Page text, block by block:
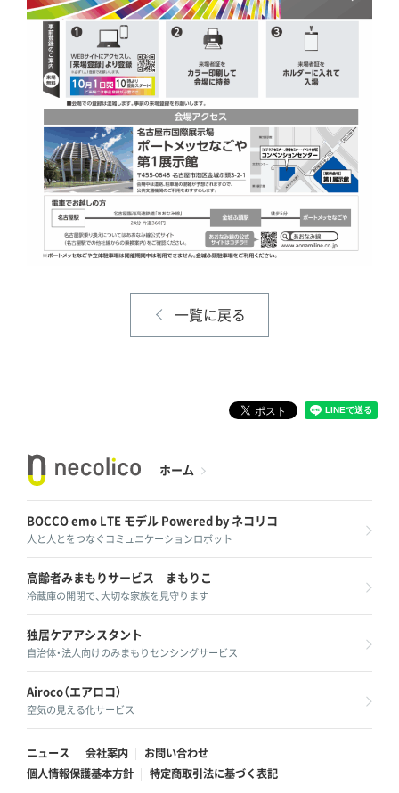
一覧に戻る
ホーム
BOCCO emo LTE モデル Powered by ネコリコ
人と人とをつなぐコミュニケーションロボット
高齢者みまもりサービス まもりこ
冷蔵庫の開閉で、大切な家族を見守ります
独居ケアアシスタント
自治体・法人向けのみまもりセンシングサービス
Airoco（エアロコ）
空気の見える化サービス
ニュース 会社案内
お問い合わせ
個人情報保護基本方針
特定商取引法に基づく表記